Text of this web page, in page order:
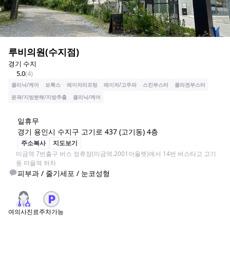
루비의원(수지점)
경기 수지
5.0(4)
클리닉/케어 보톡스 레이저리프팅 레이저/고주파 스킨부스터
콜라겐부스터
윤곽/지방분해/지방추출
클리닉/케어
일휴무
경기 용인시 수지구 고기로 437 (고기동) 4층
주소복사
지도보기
미금역 7번출구 버스 정류장(미금역.2001아울렛)에서 14번 버스타고 고기
동 마을역 하차
피부과 / 줄기세포 / 눈코성형
여의사진료주차가능